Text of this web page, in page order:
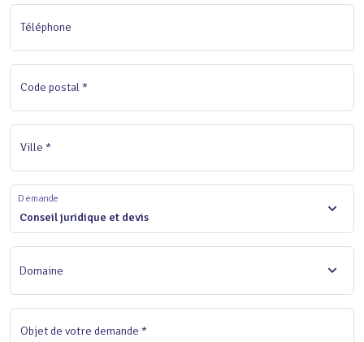
Téléphone
Code postal *
Ville *
Conseil juridique et devis
Demande
Domaine
Objet de votre demande *